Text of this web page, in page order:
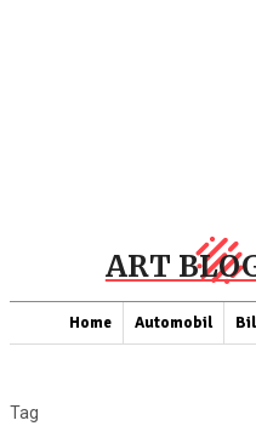
ART
Home Automobil
Tag